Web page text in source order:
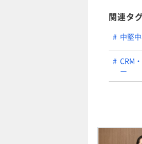
関連タ
中堅
CRM
ー